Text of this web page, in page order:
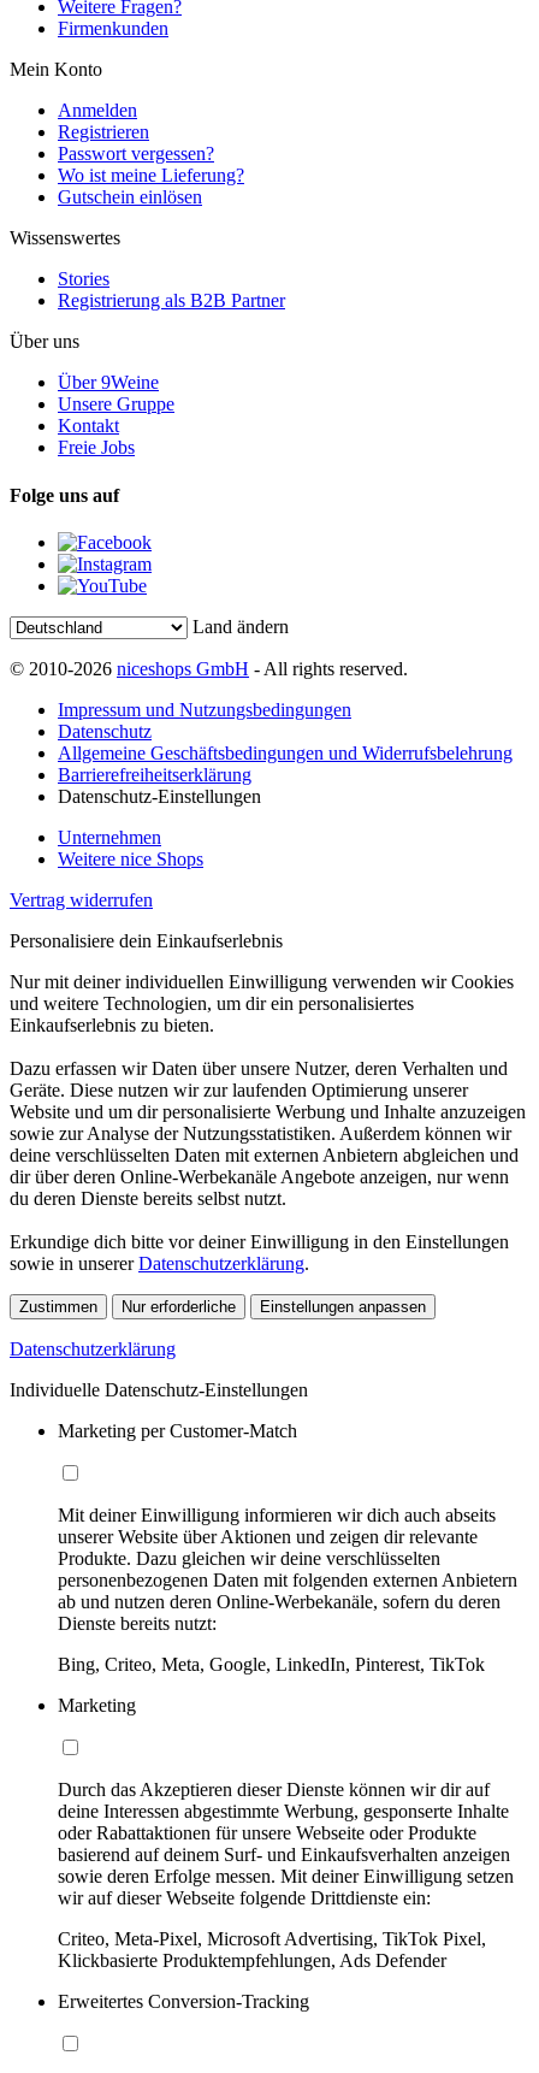
Weitere Fragen?
Firmenkunden
Mein Konto
Anmelden
Registrieren
Passwort vergessen?
Wo ist meine Lieferung?
Gutschein einlösen
Wissenswertes
Stories
Registrierung als B2B Partner
Über uns
Über 9Weine
Unsere Gruppe
Kontakt
Freie Jobs
Folge uns auf
Land ändern
© 2010-2026 niceshops GmbH - All rights reserved.
Impressum und Nutzungsbedingungen
Datenschutz
Allgemeine Geschäftsbedingungen und Widerrufsbelehrung
Barrierefreiheitserklärung
Datenschutz-Einstellungen
Unternehmen
Weitere nice Shops
Vertrag widerrufen
Personalisiere dein Einkaufserlebnis
Nur mit deiner individuellen Einwilligung verwenden wir Cookies
und weitere Technologien, um dir ein personalisiertes
Einkaufserlebnis zu bieten.
Dazu erfassen wir Daten über unsere Nutzer, deren Verhalten und
Geräte. Diese nutzen wir zur laufenden Optimierung unserer
Website und um dir personalisierte Werbung und Inhalte anzuzeigen
sowie zur Analyse der Nutzungsstatistiken. Außerdem können wir
deine verschlüsselten Daten mit externen Anbietern abgleichen und
dir über deren Online-Werbekanäle Angebote anzeigen, nur wenn
du deren Dienste bereits selbst nutzt.
Erkundige dich bitte vor deiner Einwilligung in den Einstellungen
sowie in unsererDatenschutzerklärung.
Zustimmen Nur erforderliche Einstellungen anpassen
Datenschutzerklärung
Individuelle Datenschutz-Einstellungen
Marketing per Customer-Match
Mit deiner Einwilligung informieren wir dich auch abseits
unserer Website über Aktionen und zeigen dir relevante
Produkte. Dazu gleichen wir deine verschlüsselten
personenbezogenen Daten mit folgenden externen Anbietern
ab und nutzen deren Online-Werbekanäle, sofern du deren
Dienste bereits nutzt:
Bing, Criteo, Meta, Google, LinkedIn, Pinterest, TikTok
Marketing
Durch das Akzeptieren dieser Dienste können wir dir auf
deine Interessen abgestimmte Werbung, gesponserte Inhalte
oder Rabattaktionen für unsere Webseite oder Produkte
basierend auf deinem Surf- und Einkaufsverhalten anzeigen
sowie deren Erfolge messen. Mit deiner Einwilligung setzen
wir auf dieser Webseite folgende Drittdienste ein:
Criteo, Meta-Pixel, Microsoft Advertising, TikTok Pixel,
Klickbasierte Produktempfehlungen, Ads Defender
Erweitertes Conversion-Tracking